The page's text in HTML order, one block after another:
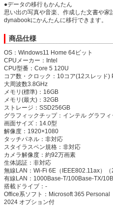
●データの移行もかんたん
思い出の写真や音楽、作成した文書や
dynabookにかんたんに移行できます。
商品仕様
OS：Windows11 Home 64ビット
CPUメーカー：Intel
CPU型番：Core 5 120U
コア数・クロック：10コア(12スレッド
大周波数3.8GHz
メモリ(標準)：16GB
メモリ(最大)：32GB
ストレージ：SSD256GB
グラフィックチップ：インテル グラフィ
画面サイズ：14.0型
解像度：1920×1080
タッチパネル：非対応
スタイラスペン規格：非対応
カメラ解像度：約92万画素
生体認証：非対応
無線LAN：Wi-Fi 6E（IEEE802.11ax）
有線LAN：1000Base-T/100Base-TX/
搭載ドライブ：-
Office系ソフト：Microsoft 365
2024 オプション付